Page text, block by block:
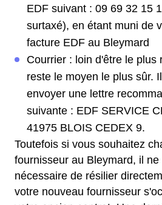
EDF suivant : 09 69 32 15
surtaxé), en étant muni de
facture EDF au Bleymard
Courrier : loin d'être le plus
reste le moyen le plus sûr.
envoyer une lettre
suivante : EDF SERVICE
41975 BLOIS CEDEX 9.
Toutefois si vous souhaitez
fournisseur au Bleymard, il ne
nécessaire de résilier
votre nouveau fournisseur